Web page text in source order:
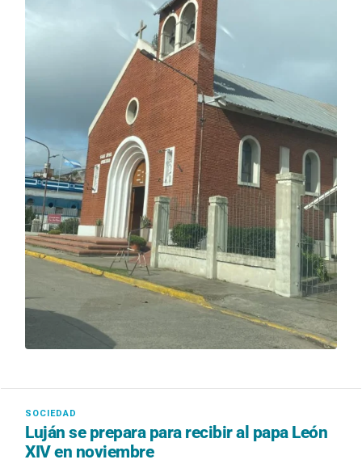
Luján se prepara para recibir al papa León
XIV en noviembre